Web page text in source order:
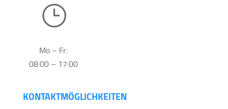
}
Mo – Fr:
08:00 – 17:00
KONTAKTMÖGLICHKEITEN